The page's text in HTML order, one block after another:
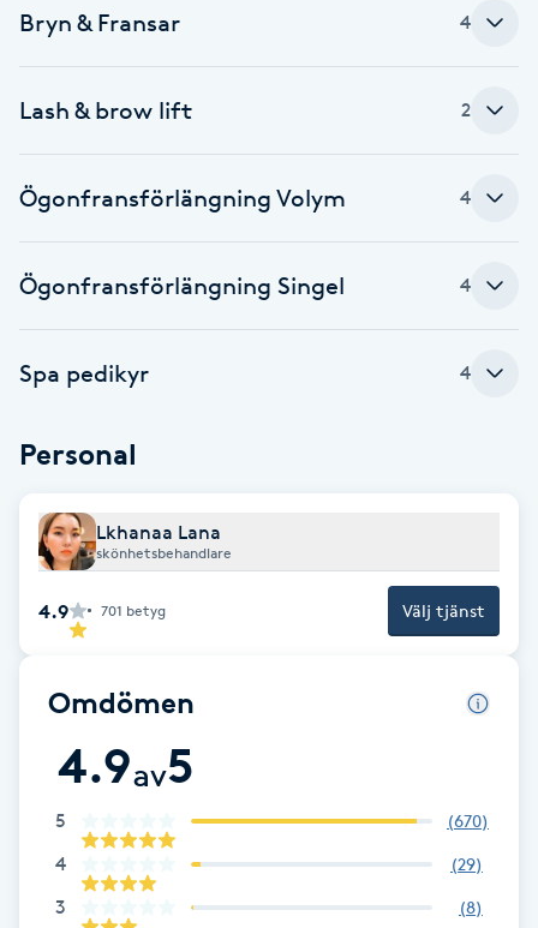
Dermapen
E
Enzympeeling
Extensions
Eyeliner-tatuering
Faceliftmassage
Fet hårbotten
Fibromassage
Fillers
Fotmassage
Bryn & Fransar 4
Lash & brow lift 2
Ögonfransförlängning Volym 4
Ögonfransförlängning Singel 4
Spa pedikyr 4
Personal
Lkhanaa Lana
skönhetsbehandlare
4.9 701 betyg Välj tjänst
Omdömen
4.9av5
5 (670)
4 (29)
3 (8)